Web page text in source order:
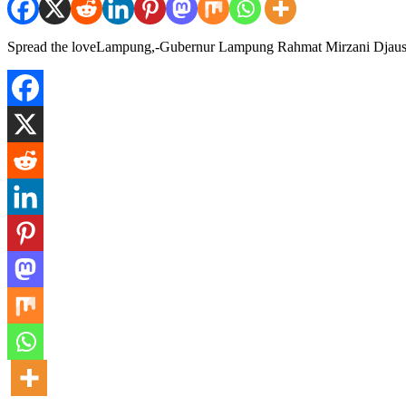
Spread the loveLampung,-Gubernur Lampung Rahmat Mirzani